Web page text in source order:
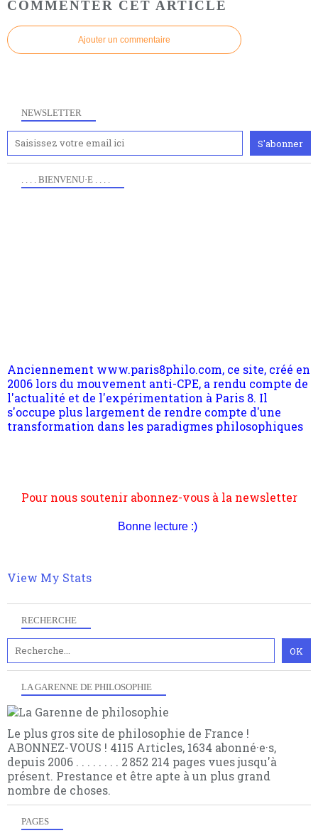
COMMENTER CET ARTICLE
Ajouter un commentaire
NEWSLETTER
RECHERCHE
LA GARENNE DE PHILOSOPHIE
Le plus gros site de philosophie de France !
ABONNEZ-VOUS ! 4115 Articles, 1634 abonné·e·s,
depuis 2006 . . . . . . . . 2 852 214 pages vues jusqu'à
présent. Prestance et être apte à un plus grand
nombre de choses.
PAGES
. . . . BIENVENU·E . . . .
s'occupe plus largement de rendre compte d'une
transformation dans les paradigmes philosophiques
suivant la pensée du Dehors ou du Surpli, omme la
nomme les métaphysiciens classique. Nous avons
quant à nous déjà basculé d'emblée dans la modernité
articles pour être apte à un plus grand nombre de
vous le pouvez faîtes des liens depuis votre site.
Bonne lecture :)
View My Stats